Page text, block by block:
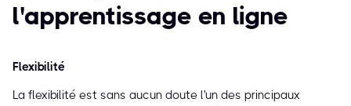
l'apprentissage en ligne
Flexibilité
La flexibilité est sans aucun doute l'un des principaux